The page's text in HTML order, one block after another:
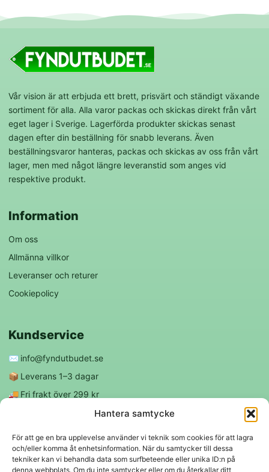
Hantera samtycke
För att ge en bra upplevelse använder vi teknik som cookies för att lagra
och/eller komma åt enhetsinformation. När du samtycker till dessa
tekniker kan vi behandla data som surfbeteende eller unika ID:n på
denna webbplats. Om du inte samtycker eller om du återkallar ditt
Vår vision är att erbjuda ett brett, prisvärt och ständigt växande
sortiment för alla. Alla varor packas och skickas direkt från vårt
eget lager i Sverige. Lagerförda produkter skickas senast
dagen efter din beställning för snabb leverans. Även
beställningsvaror hanteras, packas och skickas av oss från vårt
lager, men med något längre leveranstid som anges vid
respektive produkt.
Information
Om oss
Allmänna villkor
Leveranser och returer
Cookiepolicy
Kundservice
✉️ info@fyndutbudet.se
📦 Leverans 1–3 dagar
🚚 Fri frakt över 299 kr
Följ oss